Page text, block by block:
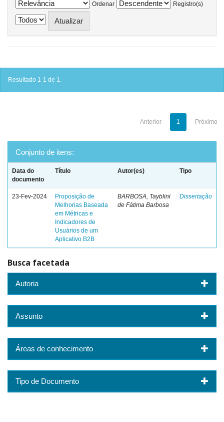
Ordenar
Registro(s)
Resultado 1-1 de 1.
Anterior 1 Próximo
Conjunto de itens:
Data do
documento
Título Autor(es) Tipo
23-Fev-2024
Proposição de
Melhorias Baseada
em Métricas e
Indicadores de
Usuários de um
Aplicativo B2B
BARBOSA, Tayblini
de Fátima Barbosa
Dissertação
Busca facetada
Autoria
Assunto
Áreas de conhecimento
Tipo de Documento